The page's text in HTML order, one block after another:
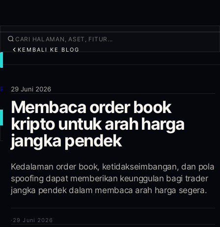
Produk
Lainnya
TRADE BARU
Masuk DAFTAR
KEMBALI KE BLOG
29 Juni 2026
Membaca order book
kripto untuk arah harga
jangka pendek
Kedalaman order book, ketidakseimbangan, dan pola
spoofing dapat memberikan keunggulan bagi trader
jangka pendek dalam membaca arah harga segera.
· 29 Juni 2026